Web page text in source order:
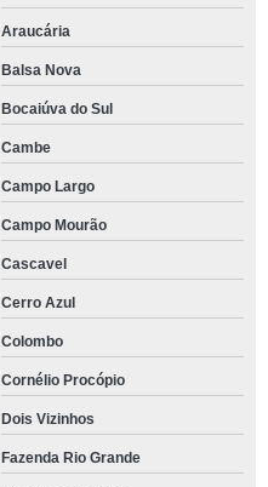
Araucária
Balsa Nova
Bocaiúva do Sul
Cambe
Campo Largo
Campo Mourão
Cascavel
Cerro Azul
Colombo
Cornélio Procópio
Dois Vizinhos
Fazenda Rio Grande